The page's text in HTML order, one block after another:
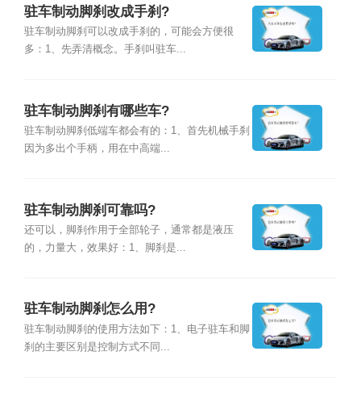
驻车制动脚刹改成手刹?
驻车制动脚刹可以改成手刹的，可能会方便很
多：1、先弄清概念。手刹叫驻车...
驻车制动脚刹有哪些车?
驻车制动脚刹低端车都会有的：1、首先机械手刹
因为多出个手柄，用在中高端...
驻车制动脚刹可靠吗?
还可以，脚刹作用于全部轮子，通常都是液压
的，力量大，效果好：1、脚刹是...
驻车制动脚刹怎么用?
驻车制动脚刹的使用方法如下：1、电子驻车和脚
刹的主要区别是控制方式不同...